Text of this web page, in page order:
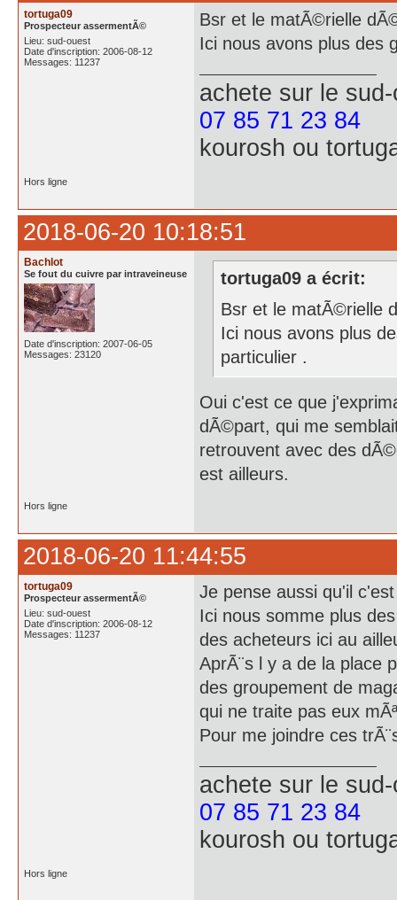
tortuga09
Prospecteur assermentÃ©
Lieu: sud-ouest
Date d'inscription: 2006-08-12
Messages: 11237
Bsr et le matÃ©rielle
Ici nous avons plus des
achete sur le
07 85 71 23 84
kourosh ou
Hors ligne
2018-06-20 10:18:51
Bachlot
Se fout du cuivre par intraveineuse
Date d'inscription: 2007-06-05
Messages: 23120
tortuga09 a écrit:
Bsr et le matÃ©rielle
Ici nous avons plus
particulier .
Oui c'est ce que
dÃ©part, qui me
retrouvent avec des
est ailleurs.
Hors ligne
2018-06-20 11:44:55
tortuga09
Prospecteur assermentÃ©
Lieu: sud-ouest
Date d'inscription: 2006-08-12
Messages: 11237
Je pense aussi qu'il
Ici nous somme plus
des acheteurs ici au
AprÃ¨s l y a de la place
des groupement de
qui ne traite pas eux
Pour me joindre ces
achete sur le
07 85 71 23 84
kourosh ou
Hors ligne